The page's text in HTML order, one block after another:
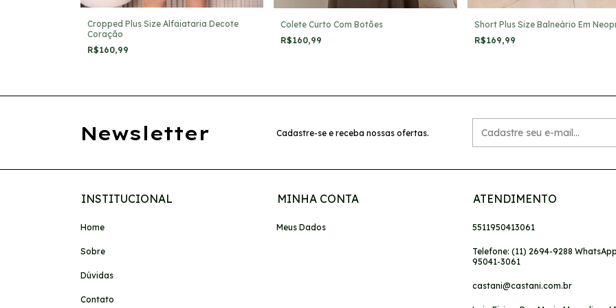
Cropped Plus Size Alfaiataria Decote
Coração
R$160,99
Colete Curto Com Botões
R$160,99
Short Plus Size Balneário Em
R$169,99
Newsletter Cadastre-se e receba nossas ofertas.
INSTITUCIONAL
Home
Sobre
Dúvidas
Contato
MINHA CONTA
Meus Dados
ATENDIMENTO
5511950413061
Telefone: (11) 2694-9288
95041-3061
castani@castani.com.br